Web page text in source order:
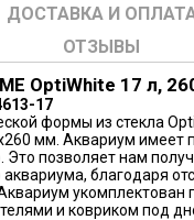
ДОСТАВКА И
ОТЗЫВЫ
OptiWhite 17 л,
17
формы из стекла
мм. Аквариум имеет
Это позволяет нам
благодаря
укомплектован
и ковриком под